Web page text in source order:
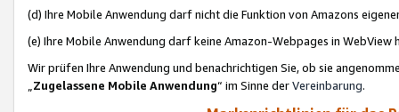
(d) Ihre Mobile Anwendung darf nicht die Funktion von Amazons
(e) Ihre Mobile Anwendung darf keine Amazon-Webpages in WebView
Wir prüfen Ihre Anwendung und benachrichtigen Sie, ob sie
„Zugelassene Mobile Anwendung“ im Sinne derVereinbarung.